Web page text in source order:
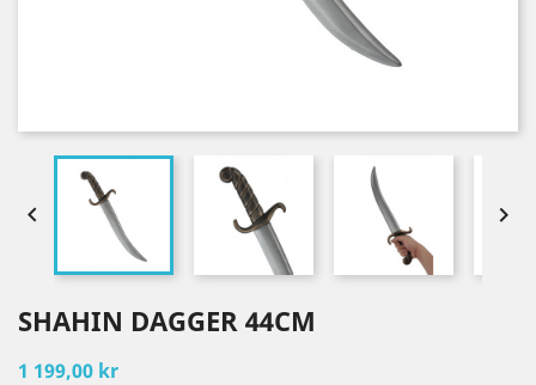
 
SHAHIN DAGGER 44CM
1 199,00 kr